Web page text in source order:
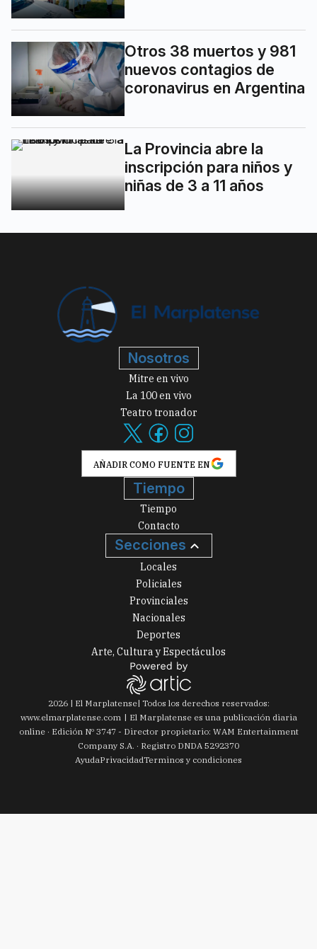
Otros 38 muertos y 981
nuevos contagios de
coronavirus en Argentina
La Provincia abre la
inscripción para niños y
niñas de 3 a 11 años
Nosotros
Mitre en vivo
La 100 en vivo
Teatro tronador
AÑADIR COMO FUENTE EN
Tiempo
Tiempo
Contacto
Secciones
Locales
Policiales
Provinciales
Nacionales
Deportes
Arte, Cultura y Espectáculos
2026| El Marplatense| Todos los derechos reservados:
www.elmarplatense.com
El Marplatense es una publicación diaria
online · Edición Nº 3747- Director propietario: WAM Entertainment
Company S.A. · Registro DNDA 5292370
AyudaPrivacidadTerminos y condiciones